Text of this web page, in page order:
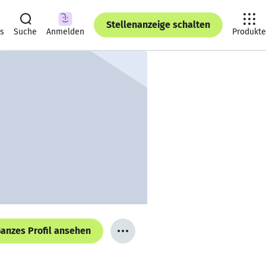
Suche Anmelden
Stellenanzeige schalten
Produkte
Profil ansehen